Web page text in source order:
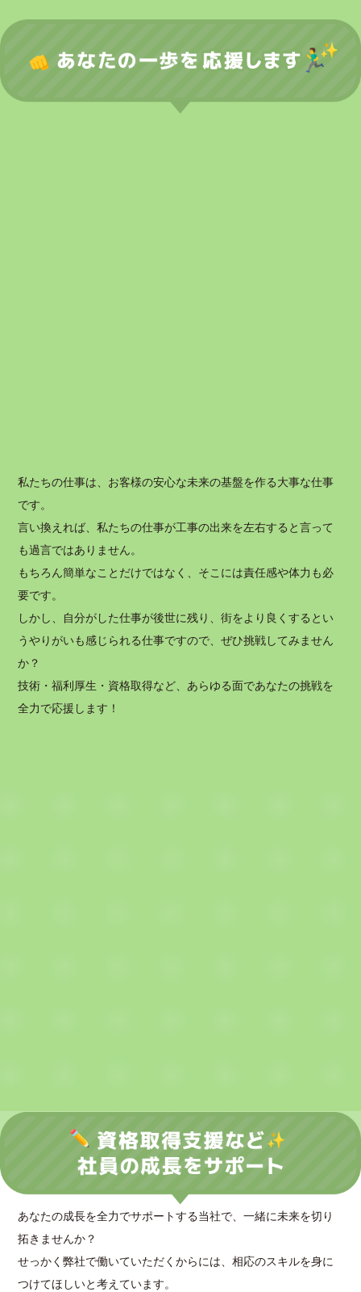
私たちの仕事は、お客様の安心な未来の基盤を作る大事な仕事
です。
言い換えれば、私たちの仕事が工事の出来を左右すると言って
も過言ではありません。
もちろん簡単なことだけではなく、そこには責任感や体力も必
要です。
しかし、自分がした仕事が後世に残り、街をより良くするとい
うやりがいも感じられる仕事ですので、ぜひ挑戦してみません
か？
技術・福利厚生・資格取得など、あらゆる面であなたの挑戦を
全力で応援します！
あなたの成長を全力でサポートする当社で、一緒に未来を切り
拓きませんか？
せっかく弊社で働いていただくからには、相応のスキルを身に
つけてほしいと考えています。